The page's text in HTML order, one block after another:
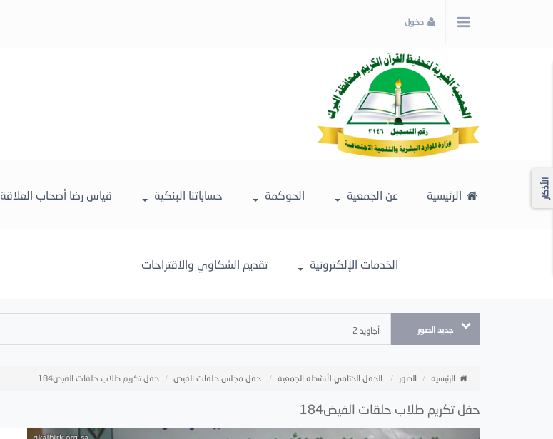
دخول
الرئيسية عن الجمعية الحوكمة حساباتنا البنكية قياس رضا أصحاب العلاقة
الخدمات الإلكترونية تقديم الشكاوي والاقتراحات
جديد الصور أجاويد 2
الأذكار
الرئيسية الصور الحفل الختامي لأنشطة الجمعية حفل مجلس حلقات الفيض حفل تكريم طلاب حلقات الفيض184
حفل تكريم طلاب حلقات الفيض184